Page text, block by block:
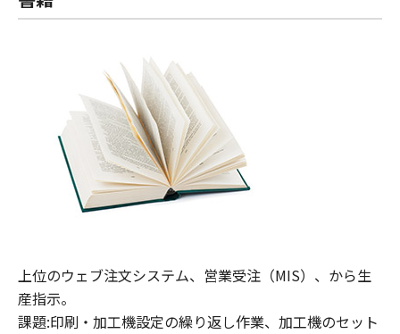
上位のウェブ注文システム、営業受注（MIS）、から生
産指示。
課題:印刷・加工機設定の繰り返し作業、加工機のセット